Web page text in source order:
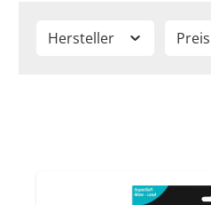
Hersteller Preis